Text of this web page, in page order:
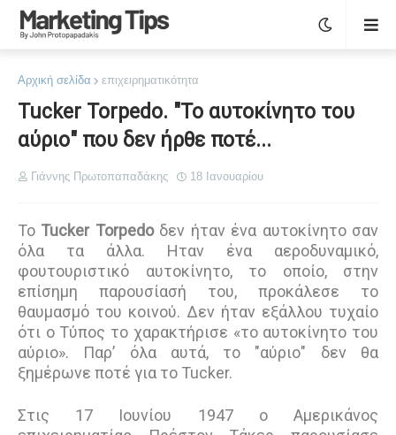
Αρχική σελίδα επιχειρηματικότητα
Tucker Torpedo. "Το αυτοκίνητο του
αύριο" που δεν ήρθε ποτέ...
Γιάννης Πρωτοπαπαδάκης 18 Ιανουαρίου
Το Tucker Torpedoδεν ήταν ένα αυτοκίνητο σαν
όλα τα άλλα. Ηταν ένα αεροδυναμικό,
φουτουριστικό αυτοκίνητο, το οποίο, στην
επίσημη παρουσίασή του, προκάλεσε το
θαυμασμό του κοινού. Δεν ήταν εξάλλου τυχαίο
ότι ο Τύπος το χαρακτήρισε «το αυτοκίνητο του
αύριο». Παρ’ όλα αυτά, το "αύριο" δεν θα
ξημέρωνε ποτέ για το Tucker.
Στις 17 Ιουνίου 1947 ο Αμερικάνος